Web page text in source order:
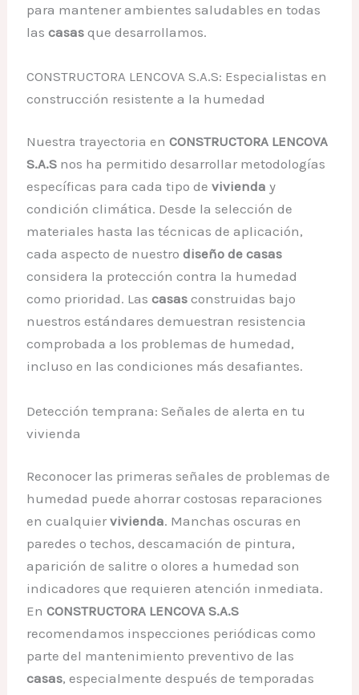
para mantener ambientes saludables en todas
lascasas que desarrollamos.
CONSTRUCTORA LENCOVA S.A.S: Especialistas en
construcción resistente a la humedad
Nuestra trayectoria enCONSTRUCTORA LENCOVA
S.A.S nos ha permitido desarrollar metodologías
específicas para cada tipo devivienda y
condición climática. Desde la selección de
materiales hasta las técnicas de aplicación,
cada aspecto de nuestrodiseño de casas
considera la protección contra la humedad
como prioridad. Lascasas construidas bajo
nuestros estándares demuestran resistencia
comprobada a los problemas de humedad,
incluso en las condiciones más desafiantes.
Detección temprana: Señales de alerta en tu
vivienda
Reconocer las primeras señales de problemas de
humedad puede ahorrar costosas reparaciones
en cualquiervivienda. Manchas oscuras en
paredes o techos, descamación de pintura,
aparición de salitre o olores a humedad son
indicadores que requieren atención inmediata.
EnCONSTRUCTORA LENCOVA S.A.S
recomendamos inspecciones periódicas como
parte del mantenimiento preventivo de las
casas, especialmente después de temporadas